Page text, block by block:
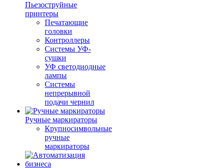
Пьезоструйные
принтеры
Печатающие
головки
Контроллеры
Системы УФ-
сушки
УФ светодиодные
лампы
Системы
непрерывной
подачи чернил
Ручные маркираторы
Крупносимвольные
ручные
маркираторы